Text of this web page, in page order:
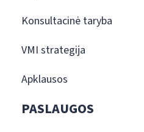
Konsultacinė taryba
VMI strategija
Apklausos
PASLAUGOS